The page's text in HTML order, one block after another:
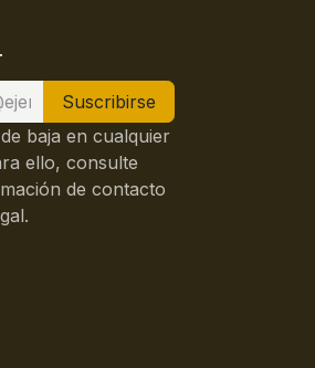
Suscribirse
baja en cualquier
ello, consulte
de contacto